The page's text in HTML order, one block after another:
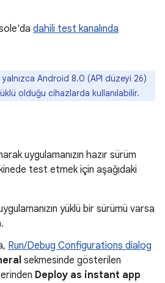
dahili test kanalında
yalnızca Android 8.0 (API düzeyi 26)
olduğu cihazlarda kullanılabilir.
uygulamanızın hazır sürüm
test etmek için aşağıdaki
yüklü bir sürümü varsa
Run/Debug Configurations dialog
sekmesinde gösterilen
Deploy as instant app